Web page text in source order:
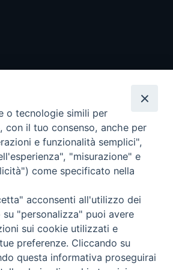
- Tutti i diritti riservati - Vita
Torna
o tecnologie simili per
con il tuo consenso, anche per
e funzionalità semplici",
"misurazione" e
come specificato nella
acconsenti all'utilizzo dei
"personalizza" puoi avere
sui cookie utilizzati e
preferenze. Cliccando su
questa informativa proseguirai